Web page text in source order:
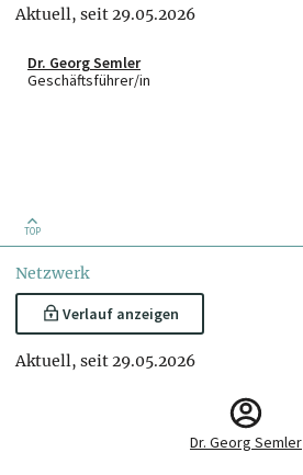
Aktuell, seit 29.05.2026
Dr. Georg Semler
Geschäftsführer/in
TOP
Netzwerk
Verlauf anzeigen
Aktuell, seit 29.05.2026
Dr. Georg Semler